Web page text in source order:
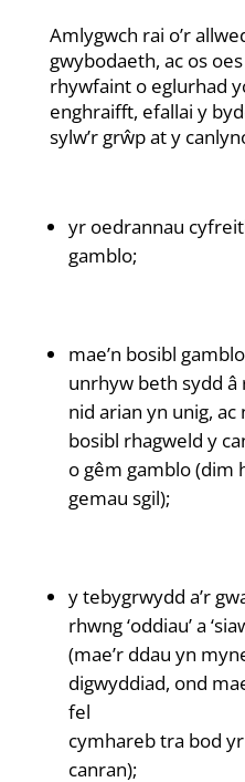
Amlygwch rai o’r
gwybodaeth, ac os
rhywfaint o eglurhad
enghraifft, efallai y
sylw’r grŵp at y
yr oedrannau
gamblo;
mae’n bosibl
unrhyw beth sydd
nid arian yn unig, ac
bosibl rhagweld y
o gêm gamblo (dim
gemau sgil);
y tebygrwydd a’r
rhwng ‘oddiau’ a
(mae’r ddau yn
digwyddiad, ond
fel
cymhareb tra bod
canran);